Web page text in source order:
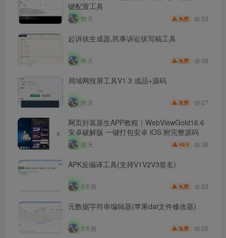
键配置工具
昨天 免费 53
起诉状生成器,民事诉讼状写稿工具
昨天 免费 38
局域网投屏工具V1.3 成品+源码
昨天 免费 27
网页封装原生APP教程｜WebViewGold16.6
安卓破解版 一键打包安卓 iOS 附完整源码
前天 R9.9 38
APK反编译工具(支持V1V2V3签名)
3天前 免费 33
元数据字符串编辑器(苹果dat文件修改器)
3天前 免费 55